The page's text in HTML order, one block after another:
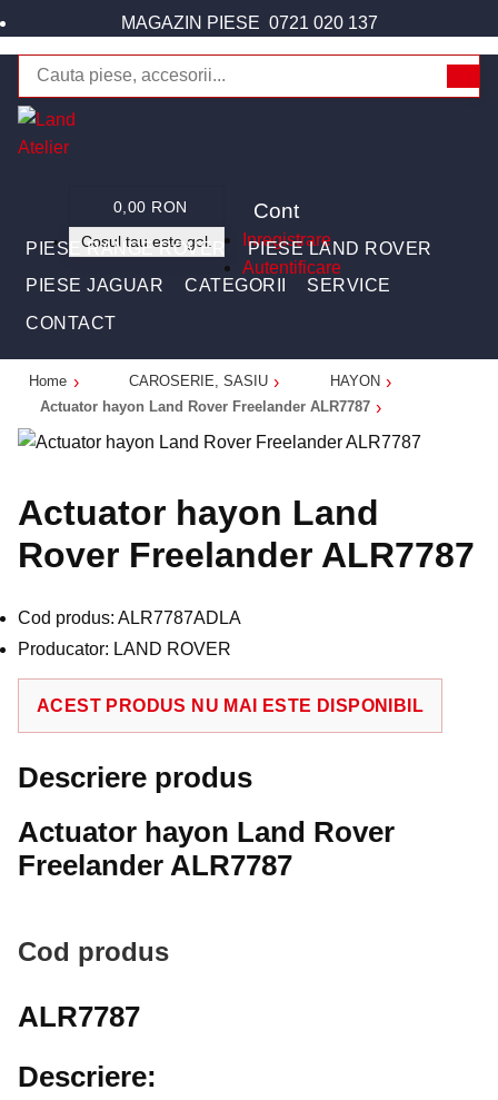
MAGAZIN PIESE 0721 020 137
Cont
Inregistrare
Autentificare
0,00 RON
Cosul tau este gol.
PIESE RANGE ROVER
PIESE LAND ROVER
PIESE JAGUAR
CATEGORII
SERVICE
CONTACT
Home CAROSERIE, SASIU
HAYON
Actuator hayon Land Rover Freelander ALR7787
Actuator hayon Land
Rover Freelander ALR7787
Cod produs: ALR7787ADLA
Producator: LAND ROVER
ACEST PRODUS NU MAI ESTE DISPONIBIL
Descriere produs
Actuator hayon Land Rover
Freelander ALR7787
Cod produs
ALR7787
Descriere: